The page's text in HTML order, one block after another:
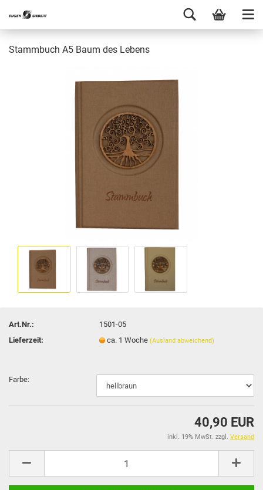
Stammbuch A5 Baum des Lebens
Art.Nr.:
1501-05
Lieferzeit:
ca. 1 Woche(Ausland abweichend)
Farbe:
40,90 EUR
inkl. 19% MwSt. zzgl. Versand